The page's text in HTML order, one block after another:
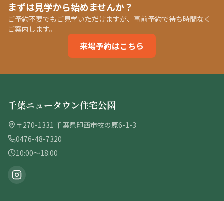
まずは見学から始めませんか？
ご予約不要でもご見学いただけますが、事前予約で待ち時間なく
ご案内します。
来場予約はこちら
千葉ニュータウン住宅公園
〒270-1331 千葉県印西市牧の原6-1-3
0476-48-7320
10:00〜18:00